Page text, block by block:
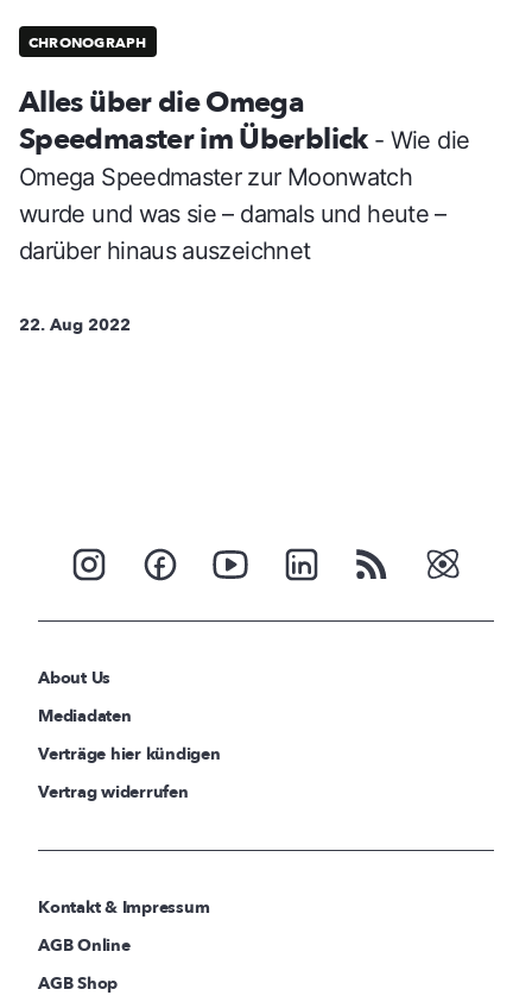
CHRONOGRAPH
Alles über die Omega
Speedmaster im Überblick - Wie die
Omega Speedmaster zur Moonwatch
wurde und was sie – damals und heute –
darüber hinaus auszeichnet
22. Aug 2022
About Us
Mediadaten
Verträge hier kündigen
Vertrag widerrufen
Kontakt & Impressum
AGB Online
AGB Shop